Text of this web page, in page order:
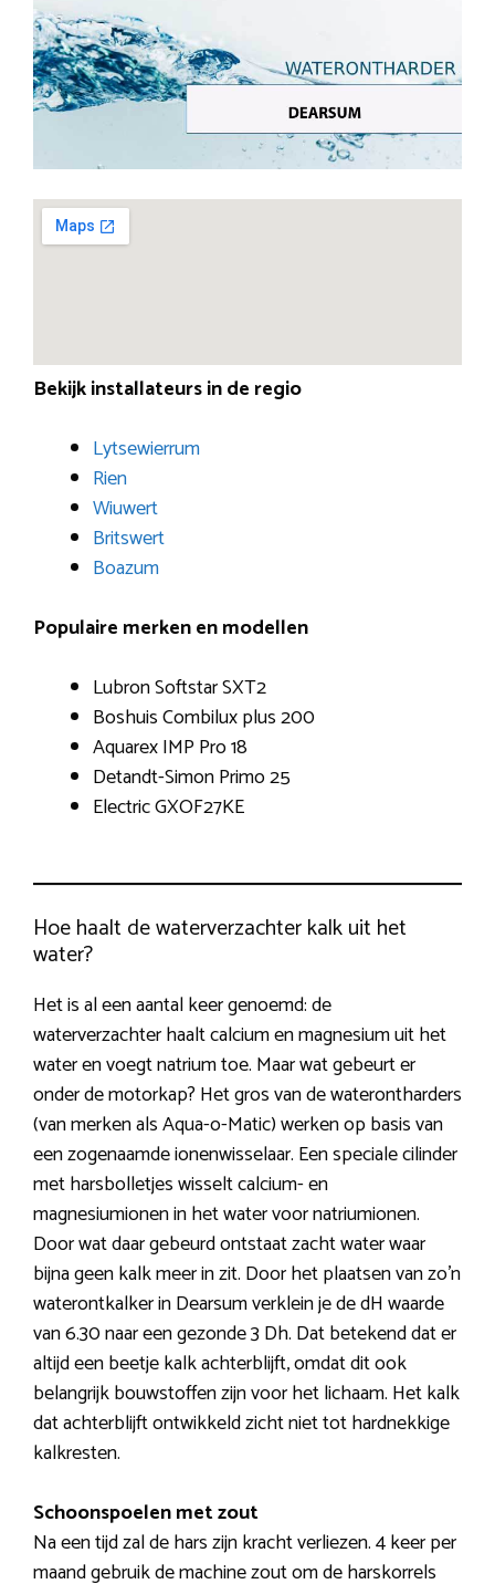
Bekijk installateurs in de regio
Lytsewierrum
Rien
Wiuwert
Britswert
Boazum
Populaire merken en modellen
Lubron Softstar SXT2
Boshuis Combilux plus 200
Aquarex IMP Pro 18
Detandt-Simon Primo 25
Electric GXOF27KE
Hoe haalt de waterverzachter kalk uit het
water?
Het is al een aantal keer genoemd: de
waterverzachter haalt calcium en magnesium uit het
water en voegt natrium toe. Maar wat gebeurt er
onder de motorkap? Het gros van de waterontharders
(van merken als Aqua-o-Matic) werken op basis van
een zogenaamde ionenwisselaar. Een speciale cilinder
met harsbolletjes wisselt calcium- en
magnesiumionen in het water voor natriumionen.
Door wat daar gebeurd ontstaat zacht water waar
bijna geen kalk meer in zit. Door het plaatsen van zo’n
waterontkalker in Dearsum verklein je de dH waarde
van 6.30 naar een gezonde 3 Dh. Dat betekend dat er
altijd een beetje kalk achterblijft, omdat dit ook
belangrijk bouwstoffen zijn voor het lichaam. Het kalk
dat achterblijft ontwikkeld zicht niet tot hardnekkige
kalkresten.
Schoonspoelen met zout
Na een tijd zal de hars zijn kracht verliezen. 4 keer per
maand gebruik de machine zout om de harskorrels